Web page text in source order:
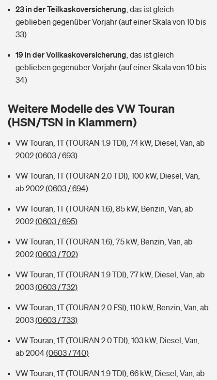
Sie haben Fragen?
Restkreditversicherung
Tools
Hochwasser-Check: Wie gefährdet ist Ihr Haus?
Sie haben Fragen?
Reiseversicherung
Hundehalter-Haftpflicht
Handyversicherung
Private Cyberversicherung
Zur Übersicht
Kinderunfall-Check: Mehr Sicherheit für deine Kids
Typklassen: So ist Ihr Auto eingestuft
Sie haben Fragen?
Tools
Wer versichert was: Jetzt Versicherer finden
Rentenrechner: Wie viel Geld bekomme ich im Alter?
23 in der Teilkaskoversicherung das ist gleich
geblieben gegenüber Vorjahr (auf einer Skala von 10 bis
33)
19 in der Vollkaskoversicherung das ist gleich
geblieben gegenüber Vorjahr (auf einer Skala von 10 bis
34)
Weitere Modelle des VW Touran
(HSN/TSN in Klammern)
VW Touran, 1T (TOURAN 1.9 TDI), 74 kW, Diesel, Van, ab
2002(0603 / 693)
VW Touran, 1T (TOURAN 2.0 TDI), 100 kW, Diesel, Van,
ab 2002(0603 / 694)
VW Touran, 1T (TOURAN 1.6), 85 kW, Benzin, Van, ab
2002(0603 / 695)
VW Touran, 1T (TOURAN 1.6), 75 kW, Benzin, Van, ab
2002(0603 / 702)
VW Touran, 1T (TOURAN 1.9 TDI), 77 kW, Diesel, Van, ab
2003(0603 / 732)
VW Touran, 1T (TOURAN 2.0 FSI), 110 kW, Benzin, Van, ab
2003(0603 / 733)
VW Touran, 1T (TOURAN 2.0 TDI), 103 kW, Diesel, Van,
ab 2004(0603 / 740)
VW Touran, 1T (TOURAN 1.9 TDI), 66 kW, Diesel, Van, ab